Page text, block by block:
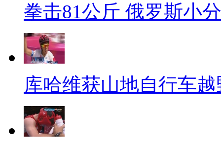
拳击81公斤 俄罗斯小
库哈维获山地自行车